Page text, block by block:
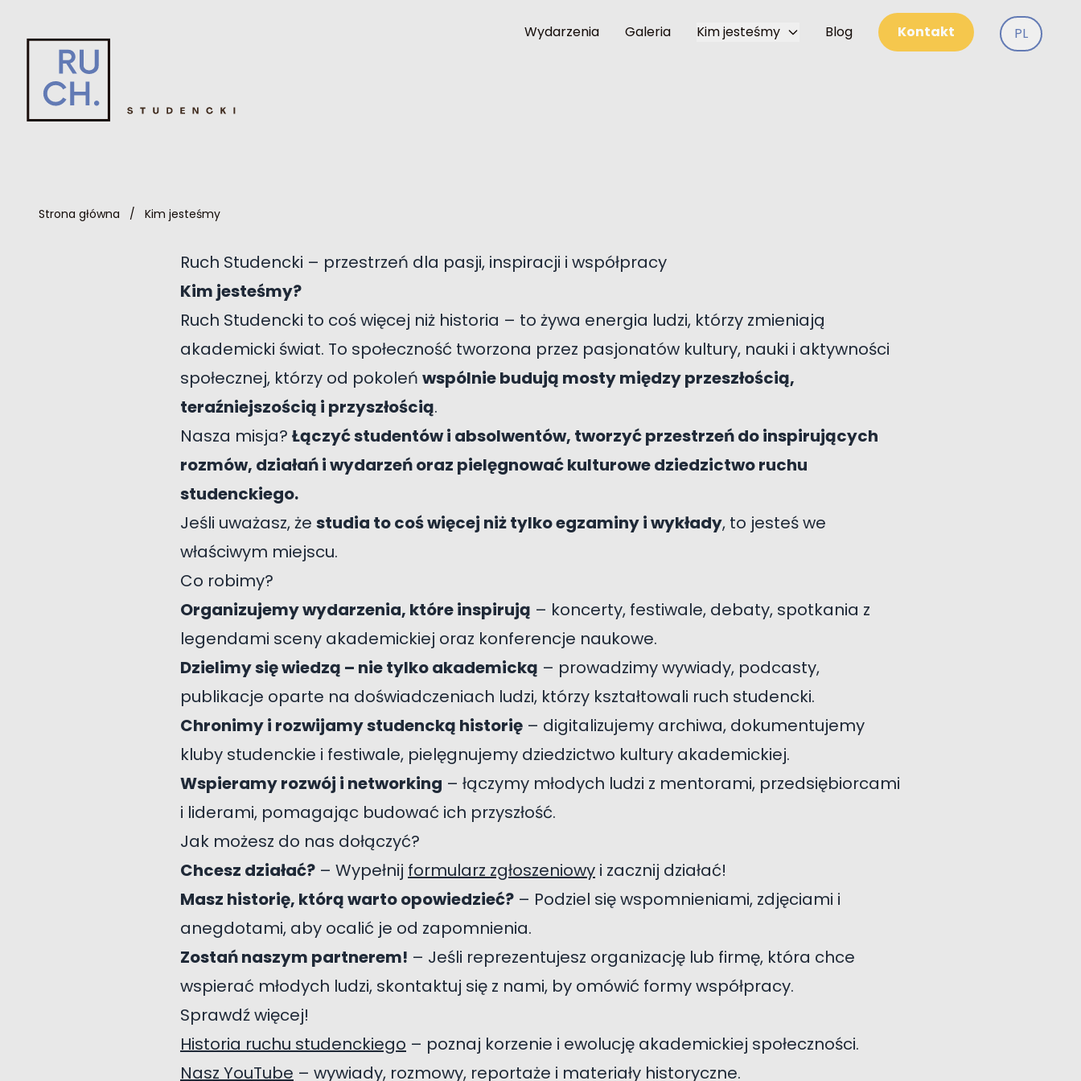
Wydarzenia Galeria Kim jesteśmy Blog Kontakt PL
Strona główna / Kim jesteśmy
Ruch Studencki – przestrzeń dla pasji, inspiracji i współpracy
Kim jesteśmy?
Ruch Studencki to coś więcej niż historia – to żywa energia ludzi, którzy zmieniają
akademicki świat. To społeczność tworzona przez pasjonatów kultury, nauki i aktywności
społecznej, którzy od pokoleń wspólnie budują mosty między przeszłością,
teraźniejszością i przyszłością.
Nasza misja? Łączyć studentów i absolwentów, tworzyć przestrzeń do inspirujących
rozmów, działań i wydarzeń oraz pielęgnować kulturowe dziedzictwo ruchu
studenckiego.
Jeśli uważasz, że studia to coś więcej niż tylko egzaminy i wykłady, to jesteś we
właściwym miejscu.
Co robimy?
Organizujemy wydarzenia, które inspirują – koncerty, festiwale, debaty, spotkania z
legendami sceny akademickiej oraz konferencje naukowe.
Dzielimy się wiedzą – nie tylko akademicką – prowadzimy wywiady, podcasty,
publikacje oparte na doświadczeniach ludzi, którzy kształtowali ruch studencki.
Chronimy i rozwijamy studencką historię – digitalizujemy archiwa, dokumentujemy
kluby studenckie i festiwale, pielęgnujemy dziedzictwo kultury akademickiej.
Wspieramy rozwój i networking – łączymy młodych ludzi z mentorami, przedsiębiorcami
i liderami, pomagając budować ich przyszłość.
Jak możesz do nas dołączyć?
Chcesz działać? – Wypełnij formularz zgłoszeniowy i zacznij działać!
Masz historię, którą warto opowiedzieć? – Podziel się wspomnieniami, zdjęciami i
anegdotami, aby ocalić je od zapomnienia.
Zostań naszym partnerem! – Jeśli reprezentujesz organizację lub firmę, która chce
wspierać młodych ludzi, skontaktuj się z nami, by omówić formy współpracy.
Sprawdź więcej!
Historia ruchu studenckiego – poznaj korzenie i ewolucję akademickiej społeczności.
Nasz YouTube – wywiady, rozmowy, reportaże i materiały historyczne.